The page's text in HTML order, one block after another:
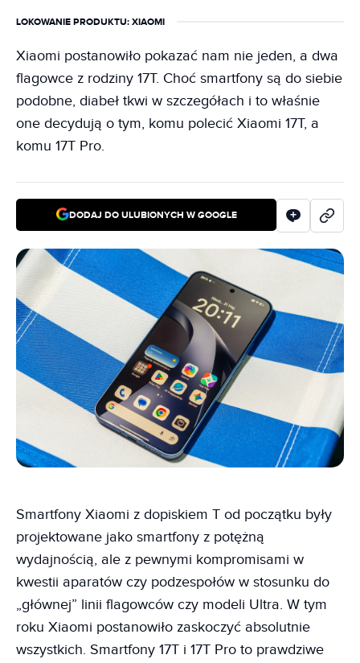
LOKOWANIE PRODUKTU: XIAOMI
Xiaomi postanowiło pokazać nam nie jeden, a dwa
flagowce z rodziny 17T. Choć smartfony są do siebie
podobne, diabeł tkwi w szczegółach i to właśnie
one decydują o tym, komu polecić Xiaomi 17T, a
komu 17T Pro.
DODAJ DO ULUBIONYCH W GOOGLE
Smartfony Xiaomi z dopiskiem T od początku były
projektowane jako smartfony z potężną
wydajnością, ale z pewnymi kompromisami w
kwestii aparatów czy podzespołów w stosunku do
„głównej” linii flagowców czy modeli Ultra. W tym
roku Xiaomi postanowiło zaskoczyć absolutnie
wszystkich. Smartfony 17T i 17T Pro to prawdziwe